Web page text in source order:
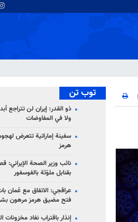
توب تن
ذو القدر: إيران لن تتراجع
ولا في المفاوضات
سفينة إماراتية تتعرض
هرمز
نائب وزير الصحة الإيراني:
بقنابل ملوّثة بالفوسفور
عراقجي: الاتفاق مع عُمان
فتح مضيق هرمز مرهون
إنذار باقتراب نفاد مخزونات